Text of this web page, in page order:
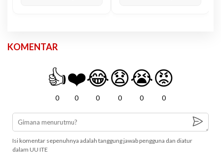
KOMENTAR
👍
0
❤️
0
😂
0
😧
0
😭
0
😡
0
Isi komentar sepenuhnya adalah tanggung jawab pengguna dan diatur
dalam UU ITE